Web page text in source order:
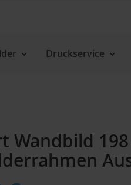
Druckservice
Wandbild